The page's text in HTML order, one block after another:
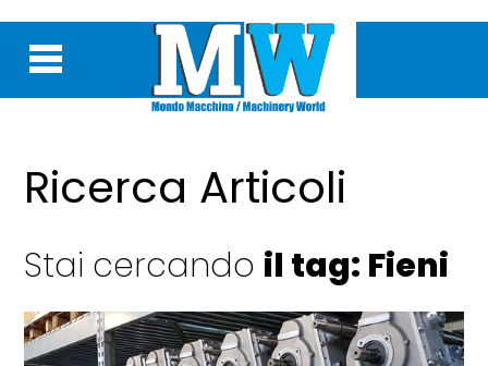
Ricerca Articoli
Stai cercando il tag: Fieni